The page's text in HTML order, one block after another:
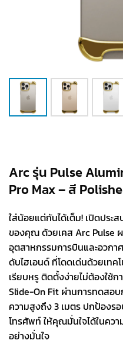
Arc รุ่น Pulse
Pro Max – สี
ใส่น้อยแต่กันได้เต็ม! เปิดประ
ของคุณ ด้วยเคส Arc Pulse
อุตสาหกรรมการบินและอวก
ดับไฮเอนด์ ที่โดดเด่นด้วยเทค
เรียบหรู ติดตั้งง่ายไม่ต้องใช้
Slide-On Fit ผ่านการทดสอ
ความสูงถึง 3 เมตร ปกป้อง
โทรศัพท์ ให้คุณมั่นใจได้ในควา
อย่างมั่นใจ